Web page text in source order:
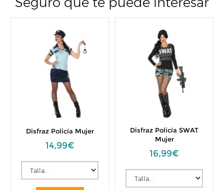
Disfraz Policía Mujer
14,99€
Disfraz Policía SWAT
Mujer
16,99€